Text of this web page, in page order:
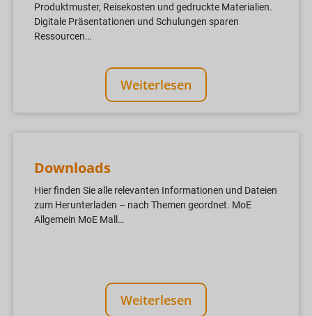
Produktmuster, Reisekosten und gedruckte Materialien.
Digitale Präsentationen und Schulungen sparen
Ressourcen…
Weiterlesen
Downloads
Hier finden Sie alle relevanten Informationen und Dateien
zum Herunterladen – nach Themen geordnet. MoE
Allgemein MoE Mall…
Weiterlesen